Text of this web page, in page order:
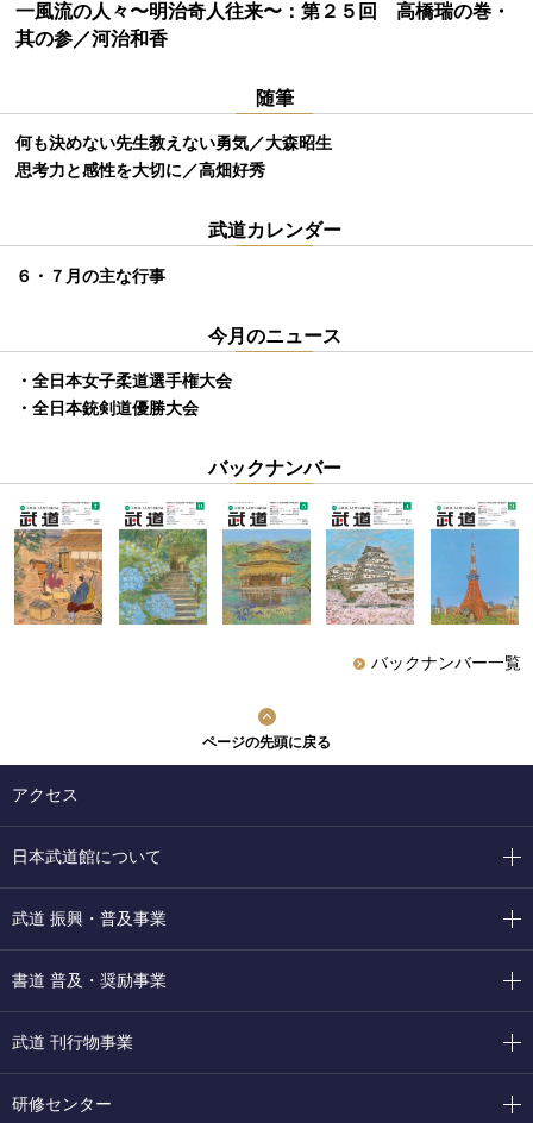
一風流の人々〜明治奇人往来〜：第２５回 高橋瑞の巻・
其の参／河治和香
随筆
何も決めない先生教えない勇気／大森昭生
思考力と感性を大切に／高畑好秀
武道カレンダー
６・７月の主な行事
今月のニュース
・全日本女子柔道選手権大会
・全日本銃剣道優勝大会
バックナンバー
バックナンバー一覧
ページの先頭に戻る
アクセス
日本武道館について
武道 振興・普及事業
書道 普及・奨励事業
武道 刊行物事業
研修センター